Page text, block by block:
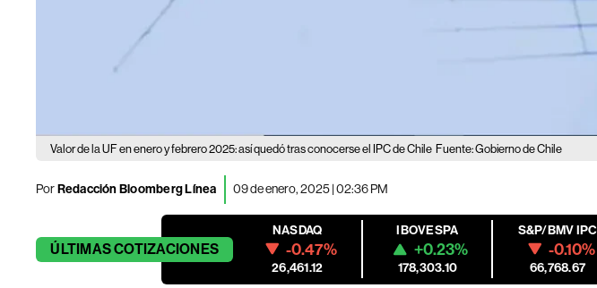
Valor de la UF en enero y febrero 2025: así quedó tras conocerse el IPC de Chile Fuente: Gobierno de Chile
PorRedacción Bloomberg Línea 09 de enero, 2025 | 02:36 PM
ÚLTIMASCOTIZACIONES
NASDAQ
-0.47%
26,461.12
IBOVESPA
+0.23%
178,303.10
S&P/BMV IPC
-0.10%
66,768.67